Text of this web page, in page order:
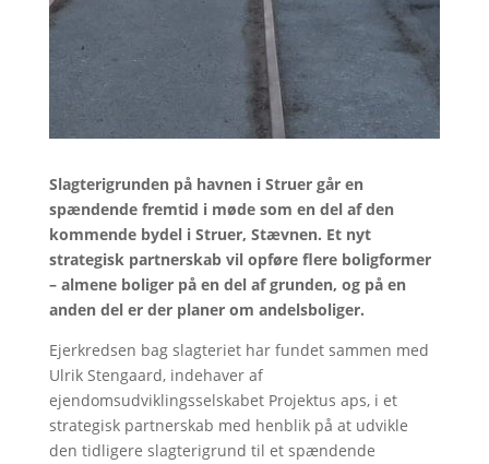
Slagterigrunden på havnen i Struer går en
spændende fremtid i møde som en del af den
kommende bydel i Struer, Stævnen. Et nyt
strategisk partnerskab vil opføre flere boligformer
– almene boliger på en del af grunden, og på en
anden del er der planer om andelsboliger.
Ejerkredsen bag slagteriet har fundet sammen med
Ulrik Stengaard, indehaver af
ejendomsudviklingsselskabet Projektus aps, i et
strategisk partnerskab med henblik på at udvikle
den tidligere slagterigrund til et spændende